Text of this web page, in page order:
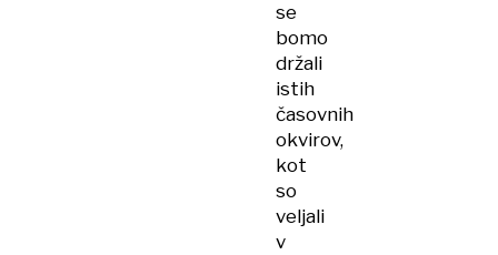
se
bomo
držali
istih
časovnih
okvirov,
kot
so
veljali
v